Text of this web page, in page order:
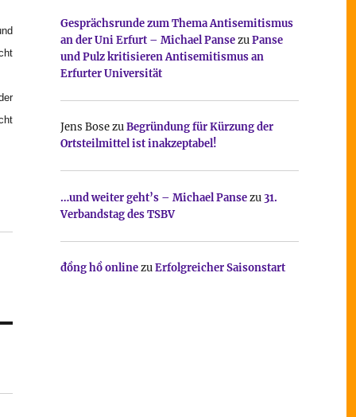
Gesprächsrunde zum Thema Antisemitismus
an der Uni Erfurt – Michael PansezuPanse
und Pulz kritisieren Antisemitismus an
Erfurter Universität
Jens BosezuBegründung für Kürzung der
Ortsteilmittel ist inakzeptabel!
…und weiter geht’s – Michael Pansezu31.
Verbandstag des TSBV
đồng hồ onlinezuErfolgreicher Saisonstart